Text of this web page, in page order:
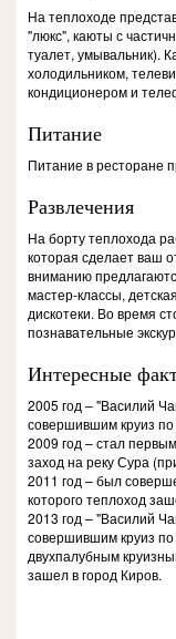
На теплоходе
"люкс", каюты с
туалет, умывальник).
холодильником,
кондиционером и
Питание
Питание в ресторане
Развлечения
На борту теплохода
которая сделает ваш
вниманию
мастер-классы,
дискотеки. Во время
познавательные
Интересные
2005 год – "Василий
совершившим круиз
2009 год – стал
заход на реку Сура
2011 год – был
которого теплоход
2013 год – "Василий
совершившим круиз по
двухпалубным
зашел в город Киров.